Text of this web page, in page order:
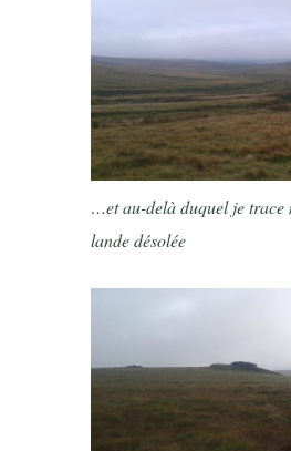
…et au-delà duquel je trace
lande désolée